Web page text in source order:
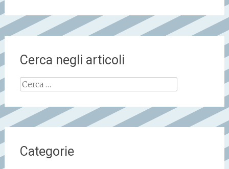
Cerca negli articoli
Ricerca
Categorie